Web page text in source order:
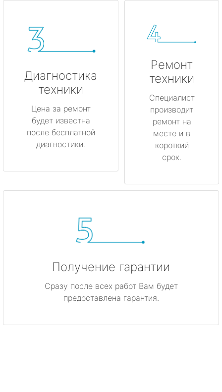
Диагностика
техники
Цена за ремонт
будет известна
после бесплатной
диагностики.
Ремонт
техники
Специалист
производит
ремонт на
месте и в
короткий
срок.
Получение гарантии
Сразу после всех работ Вам будет
предоставлена гарантия.